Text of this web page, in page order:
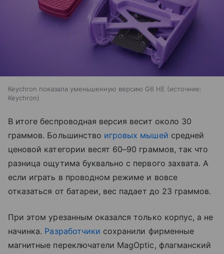
Keychron показала уменьшенную версию G6 HE
источник:
Keychron
В итоге беспроводная версия весит около 30
граммов. Большинство игровых мышей средней
ценовой категории весят 60–90 граммов, так что
разница ощутима буквально с первого захвата. А
если играть в проводном режиме и вовсе
отказаться от батареи, вес падает до 23 граммов.
При этом урезанным оказался только корпус, а не
начинка. Разработчики сохранили фирменные
магнитные переключатели MagOptic, флагманский